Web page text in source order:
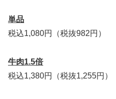
単品
税込1,080円（税抜982円）
牛肉1.5倍
税込1,380円（税抜1,255円）